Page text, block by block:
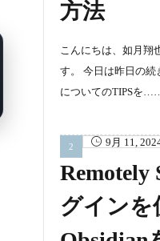
方法
こんにちは、如月翔
す。 今日は昨日の続
についてのTIPSを……
9月 11,
Remotely
グインを